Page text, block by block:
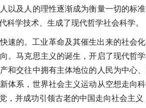
以及人的理性逐渐成为衡量一切的标
科学技术、生成了现代哲学社会科学。
速的。工业革命及其催生出来的社会
。马克思主义的诞生，开启了现代哲
和交往中拥有主体地位的人民为中心
体系，世界社会主义运动从空想走向
，并成功引领古老的中国走向社会主义